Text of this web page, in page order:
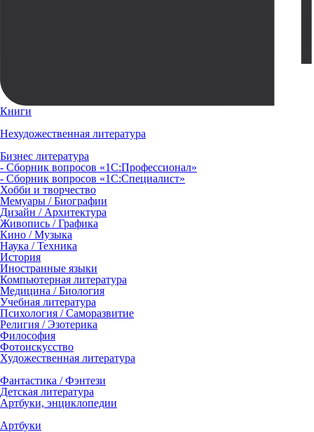
Книги
Нехудожественная литература
Бизнес литература
- Сборник вопросов «1С:Профессионал»
- Сборник вопросов «1С:Специалист»
Хобби и творчество
Мемуары / Биографии
Дизайн / Архитектура
Живопись / Графика
Кино / Музыка
Наука / Техника
История
Иностранные языки
Компьютерная литература
Медицина / Биология
Учебная литература
Психология / Саморазвитие
Религия / Эзотерика
Философия
Фотоискусство
Художественная литература
Фантастика / Фэнтези
Детская литература
Артбуки, энциклопедии
Артбуки